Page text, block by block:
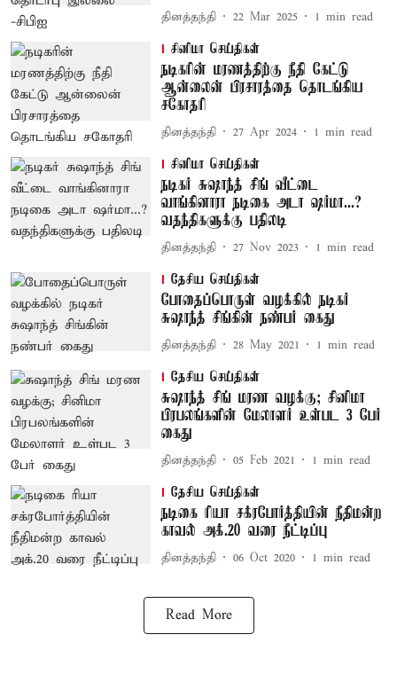
தினத்தந்தி 22 Mar 2025 1 min read
சினிமா செய்திகள்
நடிகரின் மரணத்திற்கு நீதி கேட்டு
ஆன்லைன் பிரசாரத்தை தொடங்கிய
சகோதரி
தினத்தந்தி 27 Apr 2024 1 min read
சினிமா செய்திகள்
நடிகர் சுஷாந்த் சிங் வீட்டை
வாங்கினாரா நடிகை அடா ஷர்மா...?
வதந்திகளுக்கு பதிலடி
தினத்தந்தி 27 Nov 2023 1 min read
தேசிய செய்திகள்
போதைப்பொருள் வழக்கில் நடிகர்
சுஷாந்த் சிங்கின் நண்பர் கைது
தினத்தந்தி 28 May 2021 1 min read
தேசிய செய்திகள்
சுஷாந்த் சிங் மரண வழக்கு; சினிமா
பிரபலங்களின் மேலாளர் உள்பட 3 பேர்
கைது
தினத்தந்தி 05 Feb 2021 1 min read
தேசிய செய்திகள்
நடிகை ரியா சக்ரபோர்த்தியின் நீதிமன்ற
காவல் அக்.20 வரை நீட்டிப்பு
தினத்தந்தி 06 Oct 2020 1 min read
Read More